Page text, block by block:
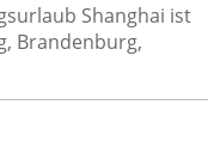
Shanghai ist
Brandenburg,